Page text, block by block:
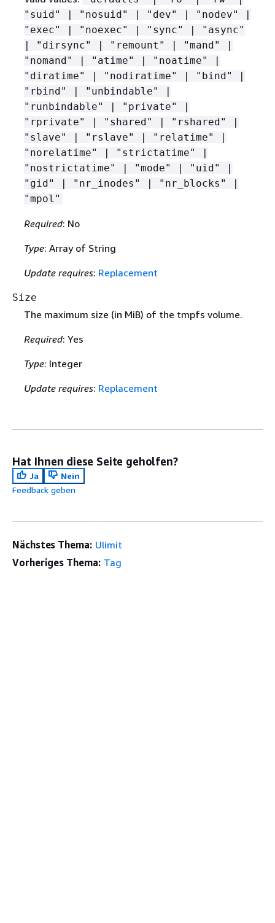
"suid" | "nosuid" | "dev" | "nodev" |
"exec" | "noexec" | "sync" | "async"
| "dirsync" | "remount" | "mand" |
"nomand" | "atime" | "noatime" |
"diratime" | "nodiratime" | "bind" |
"rbind" | "unbindable" |
"runbindable" | "private" |
"rprivate" | "shared" | "rshared" |
"slave" | "rslave" | "relatime" |
"norelatime" | "strictatime" |
"nostrictatime" | "mode" | "uid" |
"gid" | "nr_inodes" | "nr_blocks" |
"mpol"
Required: No
Type: Array of String
Update requires: Replacement
Size
The maximum size (in MiB) of the tmpfs volume.
Required: Yes
Type: Integer
Update requires: Replacement
Hat Ihnen diese Seite geholfen?
Ja
Nein
Feedback geben
Nächstes Thema: Ulimit
Vorheriges Thema: Tag